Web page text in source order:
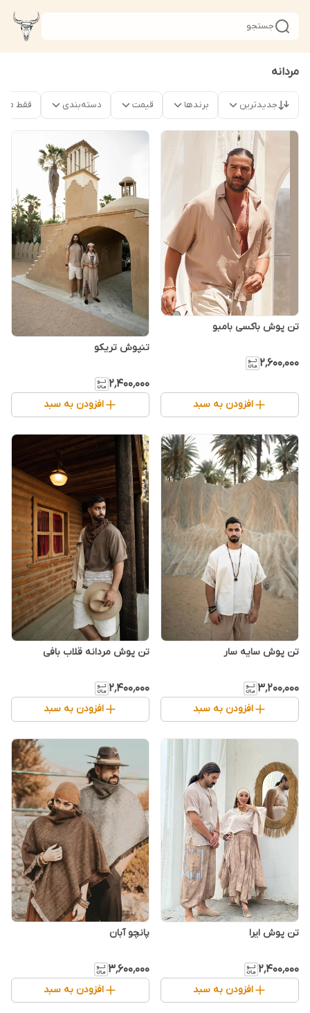
جستجو
مردانه
جدیدترین برندها قیمت دسته‌بندی فقط
تن پوش باکسی بامبو
۲٬۶۰۰٬۰۰۰
افزودن به سبد
تنپوش تریکو
۲٬۴۰۰٬۰۰۰
افزودن به سبد
تن پوش سایه سار
۳٬۲۰۰٬۰۰۰
افزودن به سبد
تن پوش مردانه قلاب بافی
۲٬۴۰۰٬۰۰۰
افزودن به سبد
تن پوش ایرا
۲٬۴۰۰٬۰۰۰
افزودن به سبد
پانچو آبان
۳٬۶۰۰٬۰۰۰
افزودن به سبد